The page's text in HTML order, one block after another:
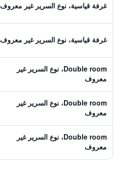
غرفة قياسية، نوع السرير غير معروف
غرفة قياسية، نوع السرير غير معروف
Double room، نوع السرير غير
معروف
Double room، نوع السرير غير
معروف
Double room، نوع السرير غير
معروف